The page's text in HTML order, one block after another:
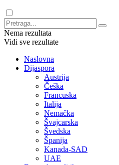
Nema rezultata
Vidi sve rezultate
Naslovna
Dijaspora
Austrija
Češka
Francuska
Italija
Nemačka
Švajcarska
Švedska
Španija
Kanada-SAD
UAE